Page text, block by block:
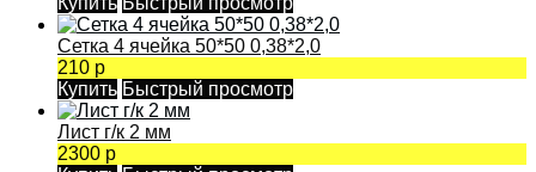
Сетка 4 ячейка 50*50 0,38*2,0
210 р
Купить Быстрый просмотр
Лист г/к 2 мм
2300 р